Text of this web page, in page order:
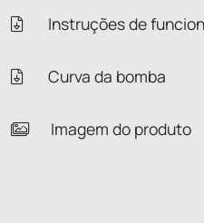
Instruções de
Curva da bomba
Imagem do produto